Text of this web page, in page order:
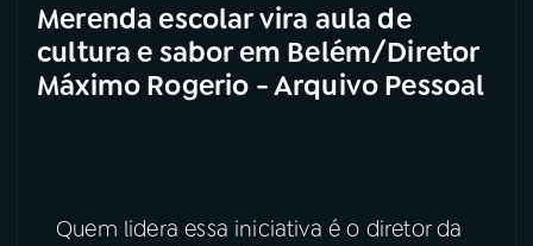
Merenda escolar vira aula de
cultura e sabor em Belém/Diretor
Máximo Rogerio - Arquivo Pessoal
Quem lidera essa iniciativa é o diretor da